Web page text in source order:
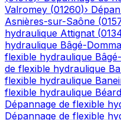
Valromey (01260)›
Asnières-sur-Saône (
hydraulique Attignat (
hydraulique Bâgé-
flexible hydraulique
de flexible hydraulique
flexible hydraulique
flexible hydraulique
Dépannage de flexible
Dépannage de flexible